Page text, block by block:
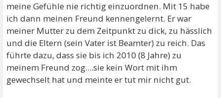
meine Gefühle nie richtig einzuordnen. Mit 15 habe
ich dann meinen Freund kennengelernt. Er war
meiner Mutter zu dem Zeitpunkt zu dick, zu hässlich
und die Eltern (sein Vater ist Beamter) zu reich. Das
führte dazu, dass sie bis ich 2010 (8 Jahre) zu
meinem Freund zog....sie kein Wort mit ihm
gewechselt hat und meinte er tut mir nicht gut.